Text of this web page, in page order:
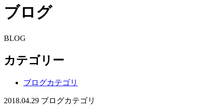
ブログ
BLOG
カテゴリー
ブログカテゴリ
2018.04.29 ブログカテゴリ